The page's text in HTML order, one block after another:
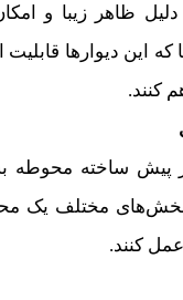
ظاهر زیبا و
که این دیوارها
کنند.
ساخته محوطه به
بخش‌های مختلف یک
کنند.